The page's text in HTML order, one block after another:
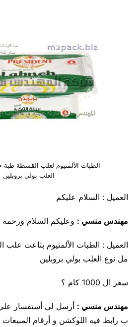
العلب بولي بروبلين
العميل : السلام عليكم
مهندس منسي : وعليكم السلام ورحمة
مل نوع العلب بولي بروبلين
سعر ال 1000 كام ؟
مهندس منسي : أرسل لي أستفسار
ب رابط فيه اللوكشن و أرقام المبيعات